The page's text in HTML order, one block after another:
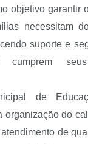
objetivo garantir
necessitam
suporte e
cumprem seus
de
organização do
de